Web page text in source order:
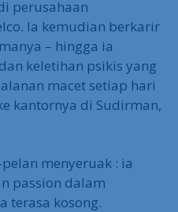
perusahaan
Ia kemudian berkarir
– hingga ia
keletihan psikis yang
macet setiap hari
kantornya di Sudirman,
menyeruak : ia
passion dalam
terasa kosong.